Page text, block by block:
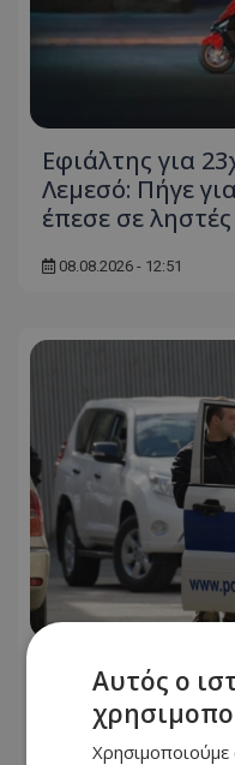
Εφιάλτης για
Λεμεσό: Πήγε
έπεσε σε ληστές
08.08.2026 - 12:51
αυξημένους
Αστυνομία
Αυτός ο